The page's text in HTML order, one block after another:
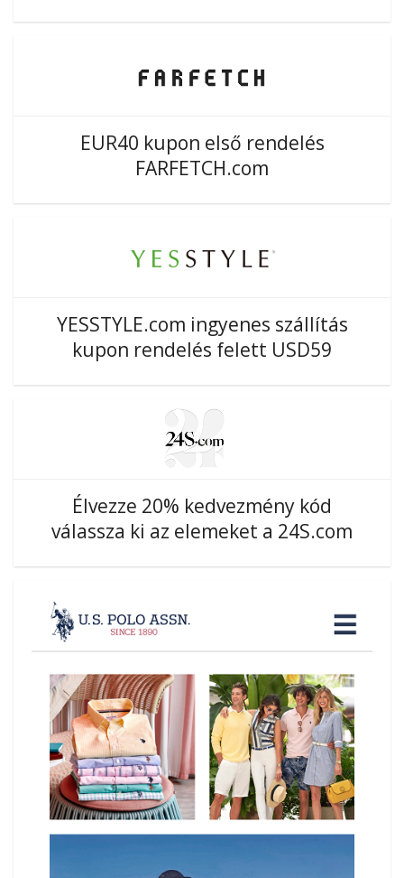
EUR40 kupon első rendelés
FARFETCH.com
YESSTYLE.com ingyenes szállítás
kupon rendelés felett USD59
Élvezze 20% kedvezmény kód
válassza ki az elemeket a 24S.com